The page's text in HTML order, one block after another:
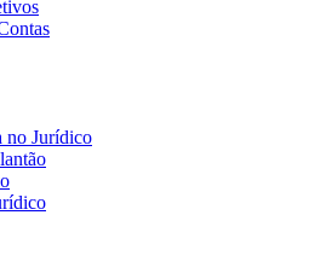
no Jurídico